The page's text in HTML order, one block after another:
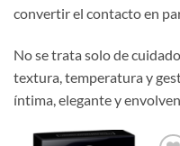
convertir el contacto en
No se trata solo de
textura, temperatura y
íntima, elegante y